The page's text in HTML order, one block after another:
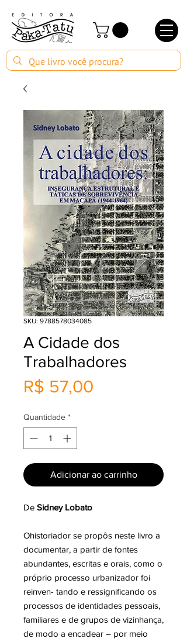
SKU: 9788578034085
A Cidade dos
Trabalhadores
R$ 57,00
Quantidade *
Adicionar ao carrinho
De Sidney Lobato
Ohistoriador se propôs neste livro a
documentar, a partir de fontes
abundantes, escritas e orais, como o
próprio processo urbanizador foi
reinven- tando e ressignificando os
processos de identidades pessoais,
familiares e de grupos de vizinhança,
de modo a encadear – por meio